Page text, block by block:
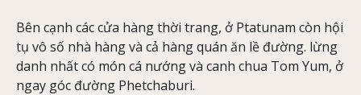
Bên cạnh các cửa hàng thời trang, ở Ptatunam còn hội
tụ vô số nhà hàng và cả hàng quán ăn lề đường. lừng
danh nhất có món cá nướng và canh chua Tom Yum, ở
ngay góc đường Phetchaburi.